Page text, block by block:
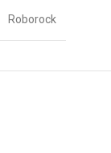
Roborock